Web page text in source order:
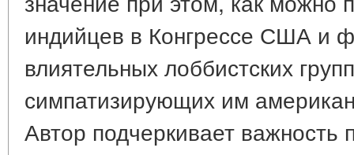
индийцев в Конгрессе США и
влиятельных лоббистских
симпатизирующих им
Автор подчеркивает важность